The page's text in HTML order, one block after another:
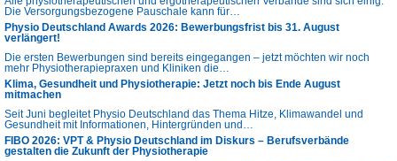
Die Versorgungsbezogene Pauschale kann für…
Physio Deutschland Awards 2026: Bewerbungsfrist bis 31. August
verlängert!
Die ersten Bewerbungen sind bereits eingegangen – jetzt möchten wir noch
mehr Physiotherapiepraxen und Kliniken die…
Klima, Gesundheit und Physiotherapie: Jetzt noch bis Ende August
mitmachen
Seit Juni begleitet Physio Deutschland das Thema Hitze, Klimawandel und
Gesundheit mit Informationen, Hintergründen und…
FIBO 2026: VPT & Physio Deutschland im Diskurs – Berufsverbände
gestalten die Zukunft der Physiotherapie